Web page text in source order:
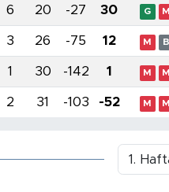
6 20 -27 30 G M
3 26 -75 12 M B
1 30 -142 1 M M
2 31 -103 -52 M M